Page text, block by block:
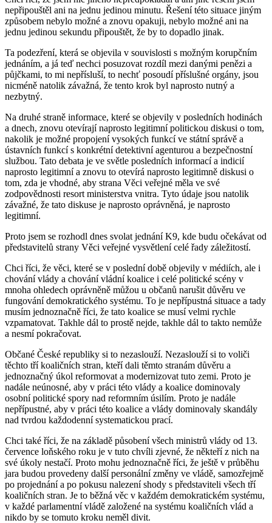
nepřipouštěl ani na jednu jedinou minutu. Řešení této situace jiným
způsobem nebylo možné a znovu opakuji, nebylo možné ani na
jednu jedinou sekundu připouštět, že by to dopadlo jinak.
Ta podezření, která se objevila v souvislosti s možným korupčním
jednáním, a já teď nechci posuzovat rozdíl mezi danými penězi a
půjčkami, to mi nepřísluší, to nechť posoudí příslušné orgány, jsou
nicméně natolik závažná, že tento krok byl naprosto nutný a
nezbytný.
Na druhé straně informace, které se objevily v posledních hodinách
a dnech, znovu otevírají naprosto legitimní politickou diskusi o tom,
nakolik je možné propojení vysokých funkcí ve státní správě a
ústavních funkcí s konkrétní detektivní agenturou a bezpečnostní
službou. Tato debata je ve světle posledních informací a indicií
naprosto legitimní a znovu to otevírá naprosto legitimně diskusi o
tom, zda je vhodné, aby strana Věci veřejné měla ve své
zodpovědnosti resort ministerstva vnitra. Tyto údaje jsou natolik
závažné, že tato diskuse je naprosto oprávněná, je naprosto
legitimní.
Proto jsem se rozhodl dnes svolat jednání K9, kde budu očekávat od
představitelů strany Věci veřejné vysvětlení celé řady záležitostí.
Chci říci, že věci, které se v poslední době objevily v médiích, ale i
chování vlády a chování vládní koalice i celé politické scény v
mnoha ohledech oprávněně můžou u občanů narušit důvěru ve
fungování demokratického systému. To je nepřípustná situace a tady
musím jednoznačně říci, že tato koalice se musí velmi rychle
vzpamatovat. Takhle dál to prostě nejde, takhle dál to takto nemůže
a nesmí pokračovat.
Občané České republiky si to nezaslouží. Nezaslouží si to voliči
těchto tří koaličních stran, kteří dali těmto stranám důvěru a
jednoznačný úkol reformovat a modernizovat tuto zemi. Proto je
nadále neúnosné, aby v práci této vlády a koalice dominovaly
osobní politické spory nad reformním úsilím. Proto je nadále
nepřípustné, aby v práci této koalice a vlády dominovaly skandály
nad tvrdou každodenní systematickou prací.
Chci také říci, že na základě působení všech ministrů vlády od 13.
července loňského roku je v tuto chvíli zjevné, že někteří z nich na
své úkoly nestačí. Proto mohu jednoznačně říci, že ještě v průběhu
jara budou provedeny další personální změny ve vládě, samozřejmě
po projednání a po pokusu nalezení shody s představiteli všech tří
koaličních stran. Je to běžná věc v každém demokratickém systému,
v každé parlamentní vládě založené na systému koaličních vlád a
nikdo by se tomuto kroku neměl divit.